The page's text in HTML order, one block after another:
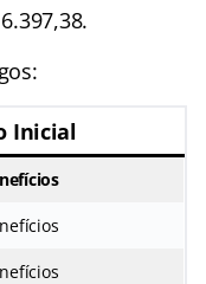
Inicial